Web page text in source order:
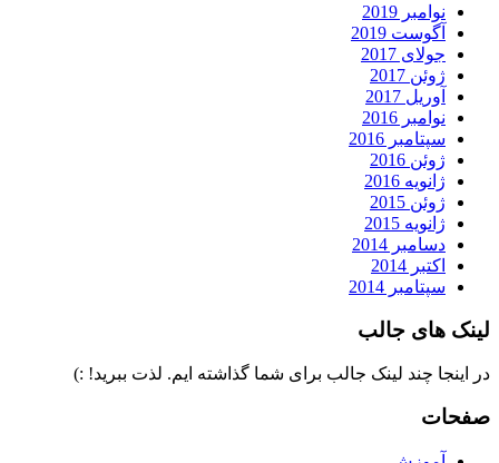
نوامبر 2019
آگوست 2019
جولای 2017
ژوئن 2017
آوریل 2017
نوامبر 2016
سپتامبر 2016
ژوئن 2016
ژانویه 2016
ژوئن 2015
ژانویه 2015
دسامبر 2014
اکتبر 2014
سپتامبر 2014
لینک های جالب
در اینجا چند لینک جالب برای شما گذاشته ایم. لذت ببرید! :)
صفحات